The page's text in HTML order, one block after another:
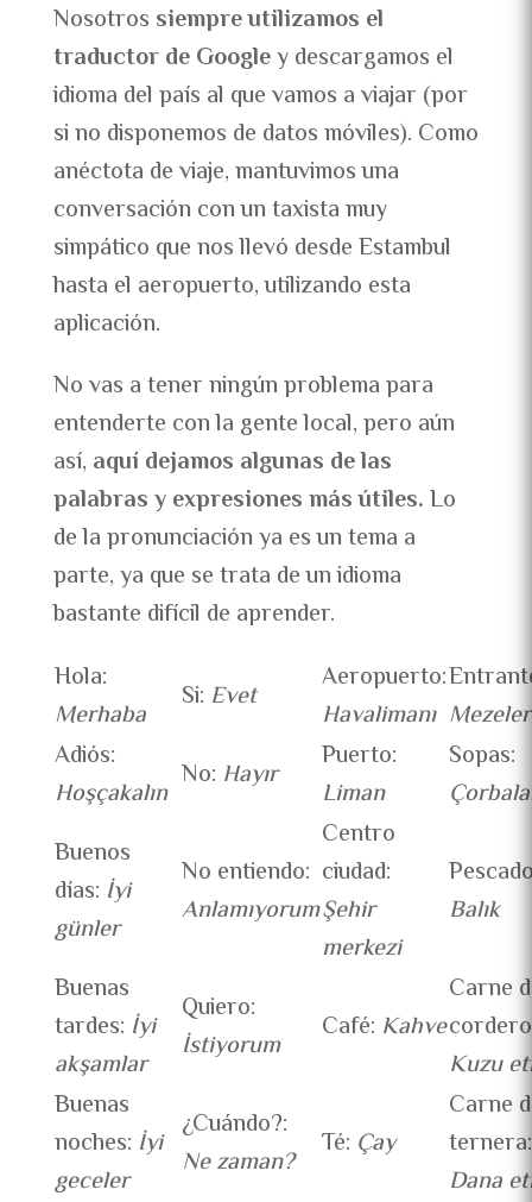
Nosotros siempre utilizamos el
traductor de Googley descargamos el
idioma del país al que vamos a viajar (por
si no disponemos de datos móviles). Como
anéctota de viaje, mantuvimos una
conversación con un taxista muy
simpático que nos llevó desde Estambul
hasta el aeropuerto, utilizando esta
aplicación.
No vas a tener ningún problema para
entenderte con la gente local, pero aún
así, aquí dejamos algunas de las
palabras y expresiones más útiles.Lo
de la pronunciación ya es un tema a
parte, ya que se trata de un idioma
bastante difícil de aprender.
Hola:
Merhaba
Si: Evet
Aeropuerto:
Havalimanı Mezeler
Adiós:
Hoşçakalın
No: Hayır
Puerto:
Liman
Sopas:
Buenos
días: İyi
günler
No entiendo:
Anlamıyorum
Centro
ciudad:
Şehir
merkezi
Balık
Buenas
tardes: İyi
akşamlar
Quiero:
İstiyorum
Café: Kahve
Carne
Kuzu
Buenas
noches: İyi
geceler
¿Cuándo?:
Ne zaman?
Té: Çay
Carne
ternera:
Dana